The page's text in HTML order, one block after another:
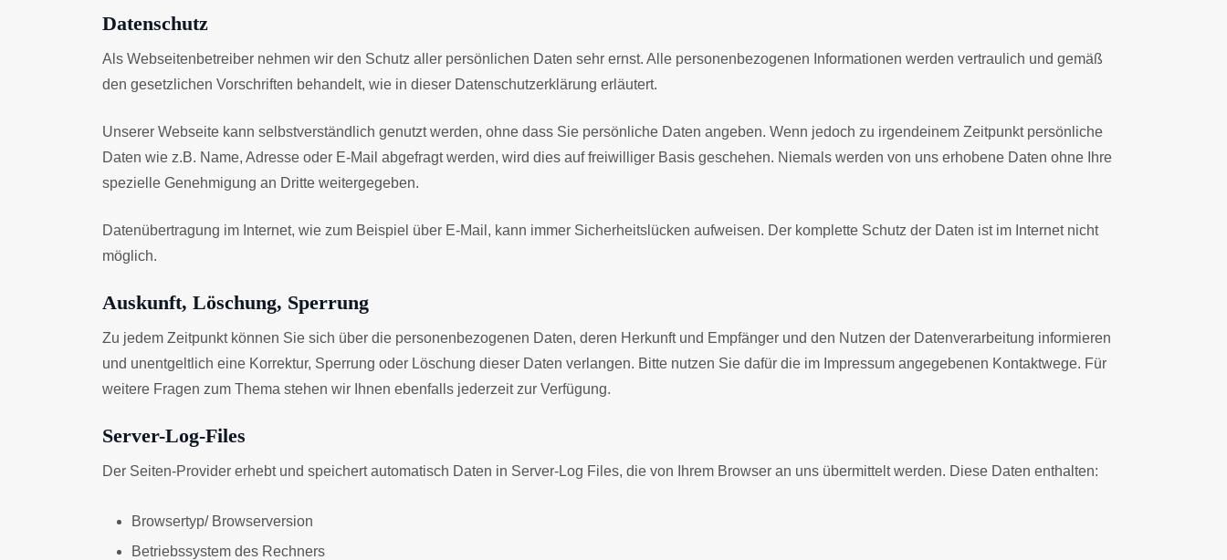
Datenschutz
Als Webseitenbetreiber nehmen wir den Schutz aller persönlichen Daten sehr ernst. Alle personenbezogenen Informationen werden vertraulich und gemäß
den gesetzlichen Vorschriften behandelt, wie in dieser Datenschutzerklärung erläutert.
Unserer Webseite kann selbstverständlich genutzt werden, ohne dass Sie persönliche Daten angeben. Wenn jedoch zu irgendeinem Zeitpunkt persönliche
Daten wie z.B. Name, Adresse oder E-Mail abgefragt werden, wird dies auf freiwilliger Basis geschehen. Niemals werden von uns erhobene Daten ohne Ihre
spezielle Genehmigung an Dritte weitergegeben.
Datenübertragung im Internet, wie zum Beispiel über E-Mail, kann immer Sicherheitslücken aufweisen. Der komplette Schutz der Daten ist im Internet nicht
möglich.
Auskunft, Löschung, Sperrung
Zu jedem Zeitpunkt können Sie sich über die personenbezogenen Daten, deren Herkunft und Empfänger und den Nutzen der Datenverarbeitung informieren
und unentgeltlich eine Korrektur, Sperrung oder Löschung dieser Daten verlangen. Bitte nutzen Sie dafür die im Impressum angegebenen Kontaktwege. Für
weitere Fragen zum Thema stehen wir Ihnen ebenfalls jederzeit zur Verfügung.
Server-Log-Files
Der Seiten-Provider erhebt und speichert automatisch Daten in Server-Log Files, die von Ihrem Browser an uns übermittelt werden. Diese Daten enthalten:
Browsertyp/ Browserversion
Betriebssystem des Rechners